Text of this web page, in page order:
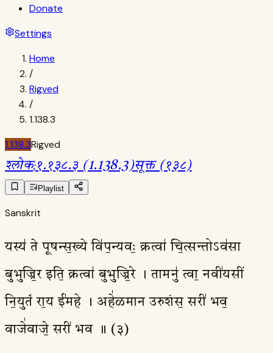
Donate
Settings
Home
/
Rigved
/
1.138.3
1.138.3Rigved
श्लोक:१.१३८.३ (1.138.3)सूक्त (१३८)
Playlist
Sanskrit
यस्य॑ ते पूषन्स॒ख्ये वि॑प॒न्यवः॒ क्रत्वा॑ चि॒त्सन्तोऽव॑सा
बुभुज्रि॒र इति॒ क्रत्वा॑ बुभुज्रि॒रे । तामनु॑ त्वा॒ नवी॑यसीं
नि॒युतं॑ रा॒य ई॑महे । अहे॑ळमान उरुशंस॒ सरी॑ भव॒
वाजे॑वाजे॒ सरी॑ भव ॥ (३)